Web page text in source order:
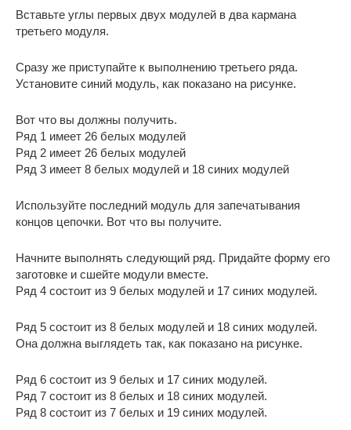
Вставьте углы первых двух модулей в два кармана
третьего модуля.
Сразу же приступайте к выполнению третьего ряда.
Установите синий модуль, как показано на рисунке.
Вот что вы должны получить.
Ряд 1 имеет 26 белых модулей
Ряд 2 имеет 26 белых модулей
Ряд 3 имеет 8 белых модулей и 18 синих модулей
Используйте последний модуль для запечатывания
концов цепочки. Вот что вы получите.
Начните выполнять следующий ряд. Придайте форму его
заготовке и сшейте модули вместе.
Ряд 4 состоит из 9 белых модулей и 17 синих модулей.
Ряд 5 состоит из 8 белых модулей и 18 синих модулей.
Она должна выглядеть так, как показано на рисунке.
Ряд 6 состоит из 9 белых и 17 синих модулей.
Ряд 7 состоит из 8 белых и 18 синих модулей.
Ряд 8 состоит из 7 белых и 19 синих модулей.